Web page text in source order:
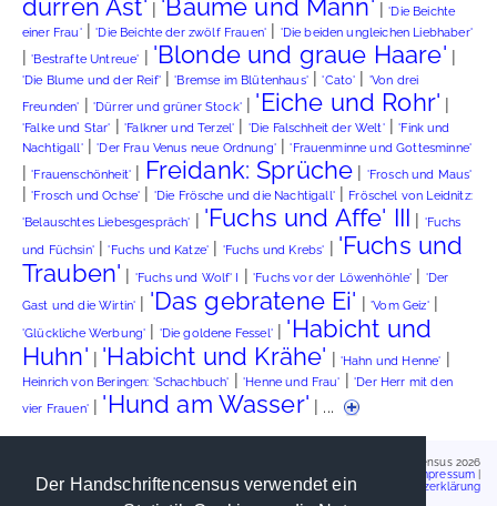
Der Handschriftencensus verwendet ein
dürren Ast' | 'Bäume und Mann' |'Die Beichte
einer Frau'|'Die Beichte der zwölf Frauen' | 'Die beiden ungleichen Liebhaber'
|'Bestrafte Untreue' | 'Blonde und graue Haare' |
'Die Blume und der Reif'|'Bremse im Blütenhaus'|'Cato' | 'Von drei
Freunden' | 'Dürrer und grüner Stock'| 'Eiche und Rohr' |
'Falke und Star' |'Falkner und Terzel' | 'Die Falschheit der Welt'|'Fink und
Nachtigall'|'Der Frau Venus neue Ordnung'|'Frauenminne und Gottesminne'
|'Frauenschönheit' | Freidank: Sprüche | 'Frosch und Maus'
|'Frosch und Ochse' | 'Die Frösche und die Nachtigall'| Fröschel von Leidnitz:
'Belauschtes Liebesgespräch' | 'Fuchs und Affe' III | 'Fuchs
und Füchsin'|'Fuchs und Katze' | 'Fuchs und Krebs' | 'Fuchs und
Trauben' | 'Fuchs und Wolf' I |'Fuchs vor der Löwenhöhle' | 'Der
Gast und die Wirtin' | 'Das gebratene Ei' |'Vom Geiz'|
'Glückliche Werbung' | 'Die goldene Fessel'| 'Habicht und
Huhn' | 'Habicht und Krähe' | 'Hahn und Henne' |
Heinrich von Beringen: 'Schachbuch' |'Henne und Frau' |'Der Herr mit den
vier Frauen'| 'Hund am Wasser' | ...
Handschriftencensus 2026
Impressum
Datenschutzerklärung